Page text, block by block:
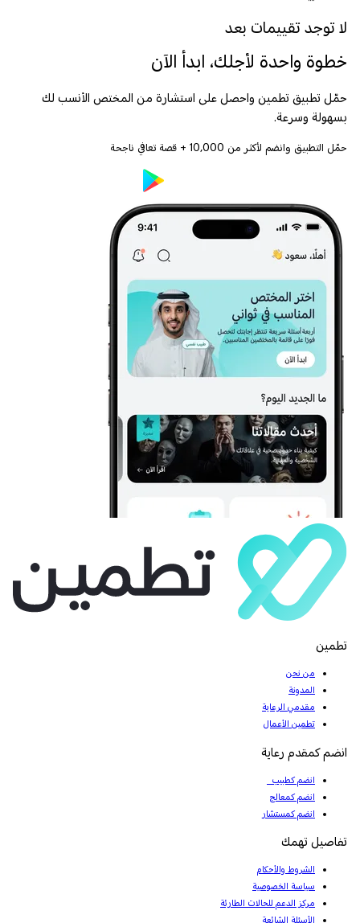
لا توجد تقييمات بعد
خطوة واحدة لأجلك، ابدأ الآن
حمّل تطبيق تطمين واحصل على استشارة من المختص الأنسب لك
بسهولة وسرعة.
حمّل التطبيق وانضم لأكثر من 10,000 + قصة تعافي ناجحة
تطمين
من نحن
المدونة
مقدمي الرعاية
تطمين الأعمال
انضم كمقدم رعاية
انضم كطبيب
انضم كمعالج
انضم كمستشار
تفاصيل تهمك
الشروط والأحكام
سياسة الخصوصية
مركز الدعم للحالات الطارئة
الأسئلة الشائعة